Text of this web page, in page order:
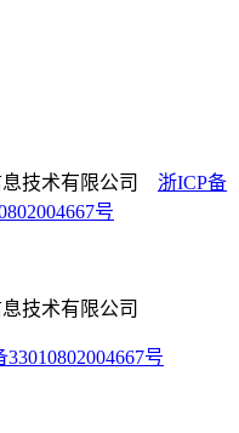
息技术有限公司 浙ICP备
号
技术有限公司
号